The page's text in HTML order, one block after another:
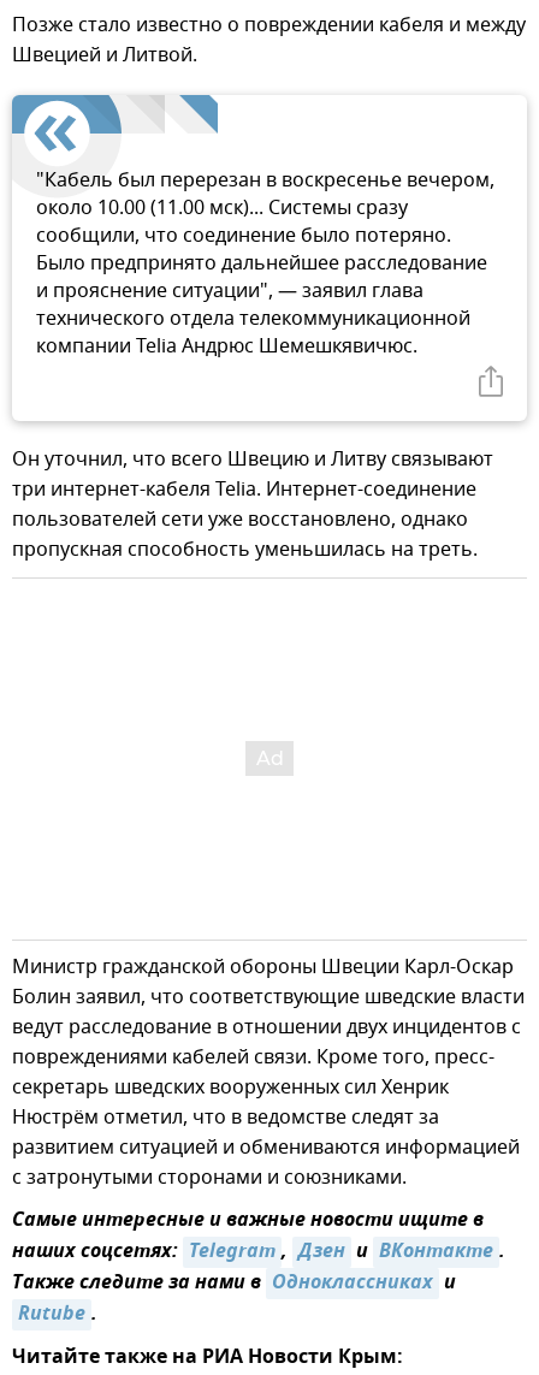
Позже стало известно о повреждении кабеля и между
Швецией и Литвой.
"Кабель был перерезан в воскресенье вечером,
около 10.00 (11.00 мск)... Системы сразу
сообщили, что соединение было потеряно.
Было предпринято дальнейшее расследование
и прояснение ситуации", — заявил глава
технического отдела телекоммуникационной
компании Telia Андрюс Шемешкявичюс.
Он уточнил, что всего Швецию и Литву связывают
три интернет-кабеля Telia. Интернет-соединение
пользователей сети уже восстановлено, однако
пропускная способность уменьшилась на треть.
Министр гражданской обороны Швеции Карл-Оскар
Болин заявил, что соответствующие шведские власти
ведут расследование в отношении двух инцидентов с
повреждениями кабелей связи. Кроме того, пресс-
секретарь шведских вооруженных сил Хенрик
Нюстрём отметил, что в ведомстве следят за
развитием ситуацией и обмениваются информацией
с затронутыми сторонами и союзниками.
Самые интересные и важные новости ищите в
наших соцсетях: Telegram, Дзен и ВКонтакте.
Также следите за нами в Одноклассниках и
Rutube.
Читайте также на РИА Новости Крым: